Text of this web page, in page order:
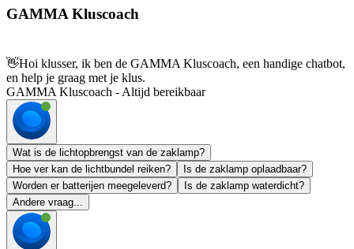
GAMMA Kluscoach
👋Hoi klusser, ik ben de GAMMA Kluscoach, een handige chatbot,
en help je graag met je klus.
GAMMA Kluscoach - Altijd bereikbaar
Wat is de lichtopbrengst van de zaklamp?
Hoe ver kan de lichtbundel reiken?
Is de zaklamp oplaadbaar?
Worden er batterijen meegeleverd?
Is de zaklamp waterdicht?
Andere vraag...